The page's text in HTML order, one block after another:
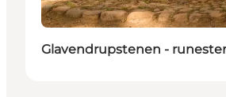
Glavendrupstenen -